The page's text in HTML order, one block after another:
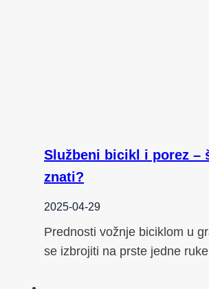
Službeni bicikl i porez –
znati?
2025-04-29
Prednosti vožnje biciklom u
se izbrojiti na prste jedne